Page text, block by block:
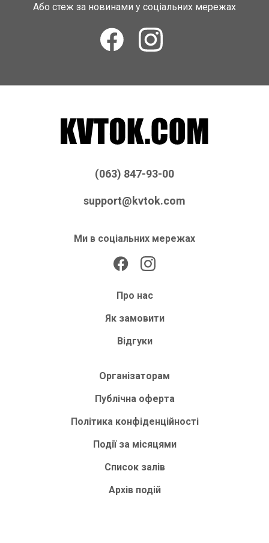
Або стеж за новинами у соціальних мережах
(063) 847-93-00
support@kvtok.com
Ми в соціальних мережах
Про нас
Як замовити
Відгуки
Організаторам
Публічна оферта
Політика конфіденційності
Події за місяцями
Список залів
Архів подій